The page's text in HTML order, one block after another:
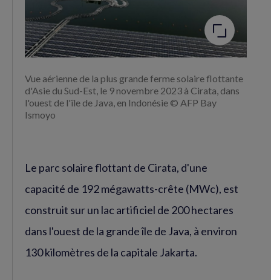
Vue aérienne de la plus grande ferme solaire flottante
d'Asie du Sud-Est, le 9 novembre 2023 à Cirata, dans
l'ouest de l'île de Java, en Indonésie © AFP Bay
Ismoyo
Le parc solaire flottant de Cirata, d'une
capacité de 192 mégawatts-crête (MWc), est
construit sur un lac artificiel de 200 hectares
dans l'ouest de la grande île de Java, à environ
130 kilomètres de la capitale Jakarta.